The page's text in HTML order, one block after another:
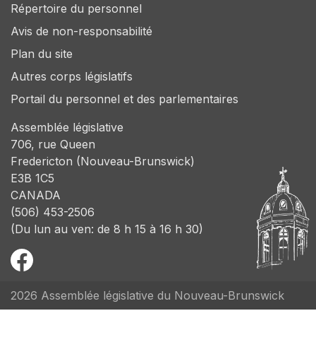
Répertoire du personnel
Avis de non-responsabilité
Plan du site
Autres corps législatifs
Portail du personnel et des parlementaires
Assemblée législative
706, rue Queen
Fredericton (Nouveau-Brunswick)
E3B 1C5
CANADA
(506) 453-2506
(Du lun au ven: de 8 h 15 à 16 h 30)
2026 Assemblée législative du Nouveau-Brunswick